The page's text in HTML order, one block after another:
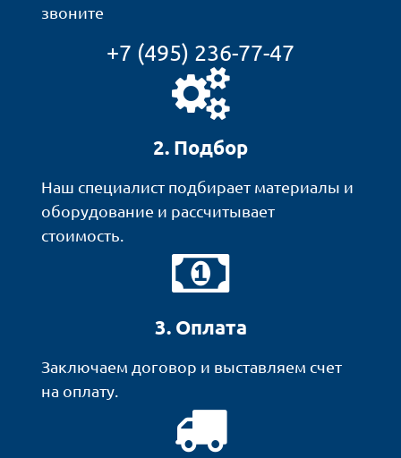
звоните
+7 (495) 236-77-47
2. Подбор
Наш специалист подбирает материалы и
оборудование и рассчитывает
стоимость.
3. Оплата
Заключаем договор и выставляем счет
на оплату.